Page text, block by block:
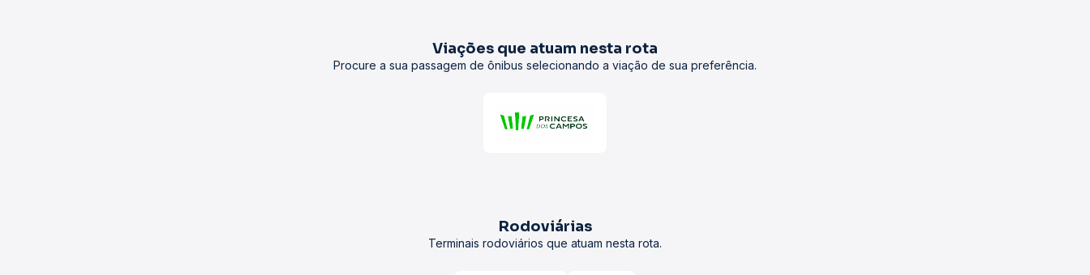
Viações que atuam nesta rota
Procure a sua passagem de ônibus selecionando a viação de sua preferência.
Rodoviárias
Terminais rodoviários que atuam nesta rota.